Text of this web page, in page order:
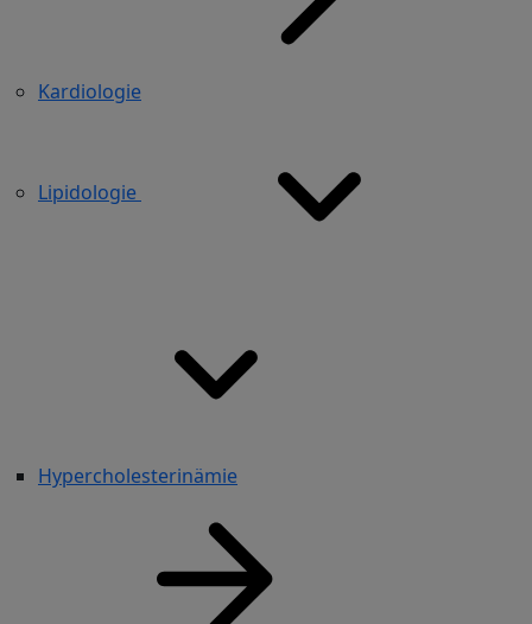
Kardiologie
Lipidologie
Hypercholesterinämie